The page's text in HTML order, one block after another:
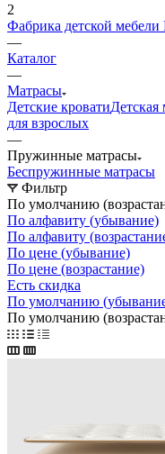
2
Фабрика детской
—
Каталог
—
Матрасы
Детские кроватиДетская
для взрослых
—
Пружинные матрасы
Беспружинные матрасы
Фильтр
По умолчанию
По алфавиту (убывание)
По алфавиту
По цене (убывание)
По цене (возрастание)
Есть скидка
По умолчанию
По умолчанию